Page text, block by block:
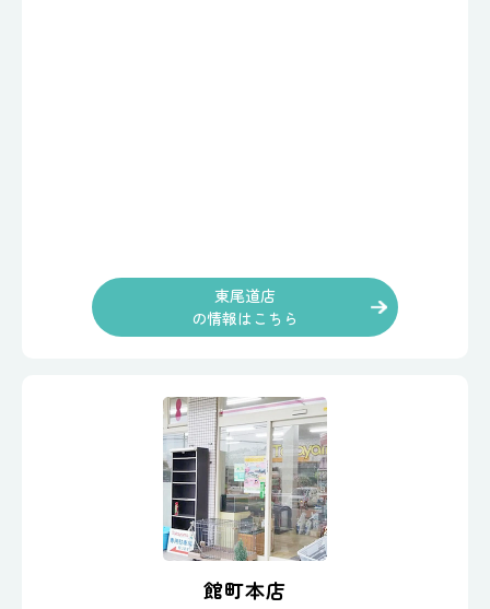
東尾道店
の情報はこちら
館町本店